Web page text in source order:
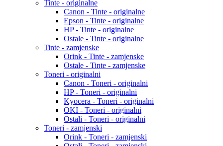
Tinte - originalne
Canon - Tinte - originalne
Epson - Tinte - originalne
HP - Tinte - originalne
Ostale - Tinte - originalne
Tinte - zamjenske
Orink - Tinte - zamjenske
Ostale - Tinte - zamjenske
Toneri - originalni
Canon - Toneri - originalni
HP - Toneri - originalni
Kyocera - Toneri - originalni
OKI - Toneri - originalni
Ostali - Toneri - originalni
Toneri - zamjenski
Orink - Toneri - zamjenski